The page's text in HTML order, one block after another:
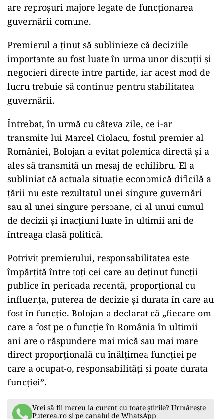
are reproșuri majore legate de funcționarea
guvernării comune.
Premierul a ținut să sublinieze că deciziile
importante au fost luate în urma unor discuții și
negocieri directe între partide, iar acest mod de
lucru trebuie să continue pentru stabilitatea
guvernării.
Întrebat, în urmă cu câteva zile, ce i-ar
transmite lui Marcel Ciolacu, fostul premier al
României, Bolojan a evitat polemica directă și a
ales să transmită un mesaj de echilibru. El a
subliniat că actuala situație economică dificilă a
țării nu este rezultatul unei singure guvernări
sau al unei singure persoane, ci al unui cumul
de decizii și inacțiuni luate în ultimii ani de
întreaga clasă politică.
Potrivit premierului, responsabilitatea este
împărțită între toți cei care au deținut funcții
publice în perioada recentă, proporțional cu
influența, puterea de decizie și durata în care au
fost în funcție. Bolojan a declarat că „fiecare om
care a fost pe o funcţie în România în ultimii
ani are o răspundere mai mică sau mai mare
direct proporţională cu înălţimea funcţiei pe
care a ocupat-o, responsabilităţi şi poate durata
funcţiei”.
Vrei să fii mereu la curent cu toate știrile? Urmărește
Puterea.ro și pe canalul de WhatsApp